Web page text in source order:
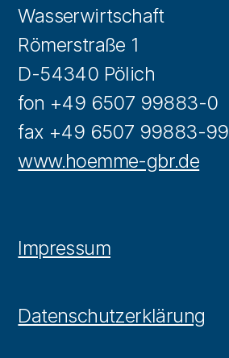
Wasserwirtschaft
Römerstraße 1
D-54340 Pölich
fon +49 6507 99883-0
fax +49 6507 99883-99
www.hoemme-gbr.de
Impressum
Datenschutzerklärung